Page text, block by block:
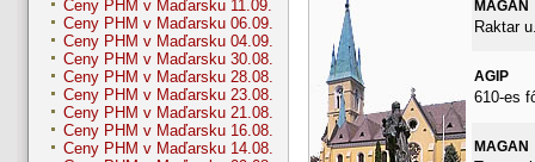
Ceny PHM v Maďarsku 11.09.
Ceny PHM v Maďarsku 06.09.
Ceny PHM v Maďarsku 04.09.
Ceny PHM v Maďarsku 30.08.
Ceny PHM v Maďarsku 28.08.
Ceny PHM v Maďarsku 23.08.
Ceny PHM v Maďarsku 21.08.
Ceny PHM v Maďarsku 16.08.
Ceny PHM v Maďarsku 14.08.
MAGAN
Raktar
AGIP
610-es
MAGAN